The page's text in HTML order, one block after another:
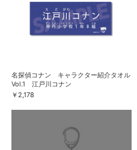
名探偵コナン キャラクター紹介タオル
Vol.1 江戸川コナン
￥2,178